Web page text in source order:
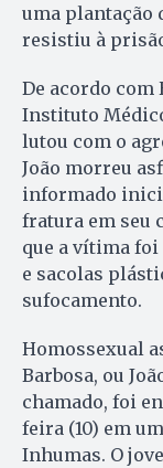
uma plantação
resistiu à
De acordo com
Instituto
lutou com o
João morreu
informado
fratura em seu
que a vítima
e sacolas
sufocamento.
Homossexual
Barbosa, ou
chamado, foi
feira (10) em
Inhumas. O